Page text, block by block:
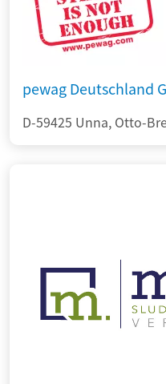
pewag Deutschland
D-59425 Unna, Otto-